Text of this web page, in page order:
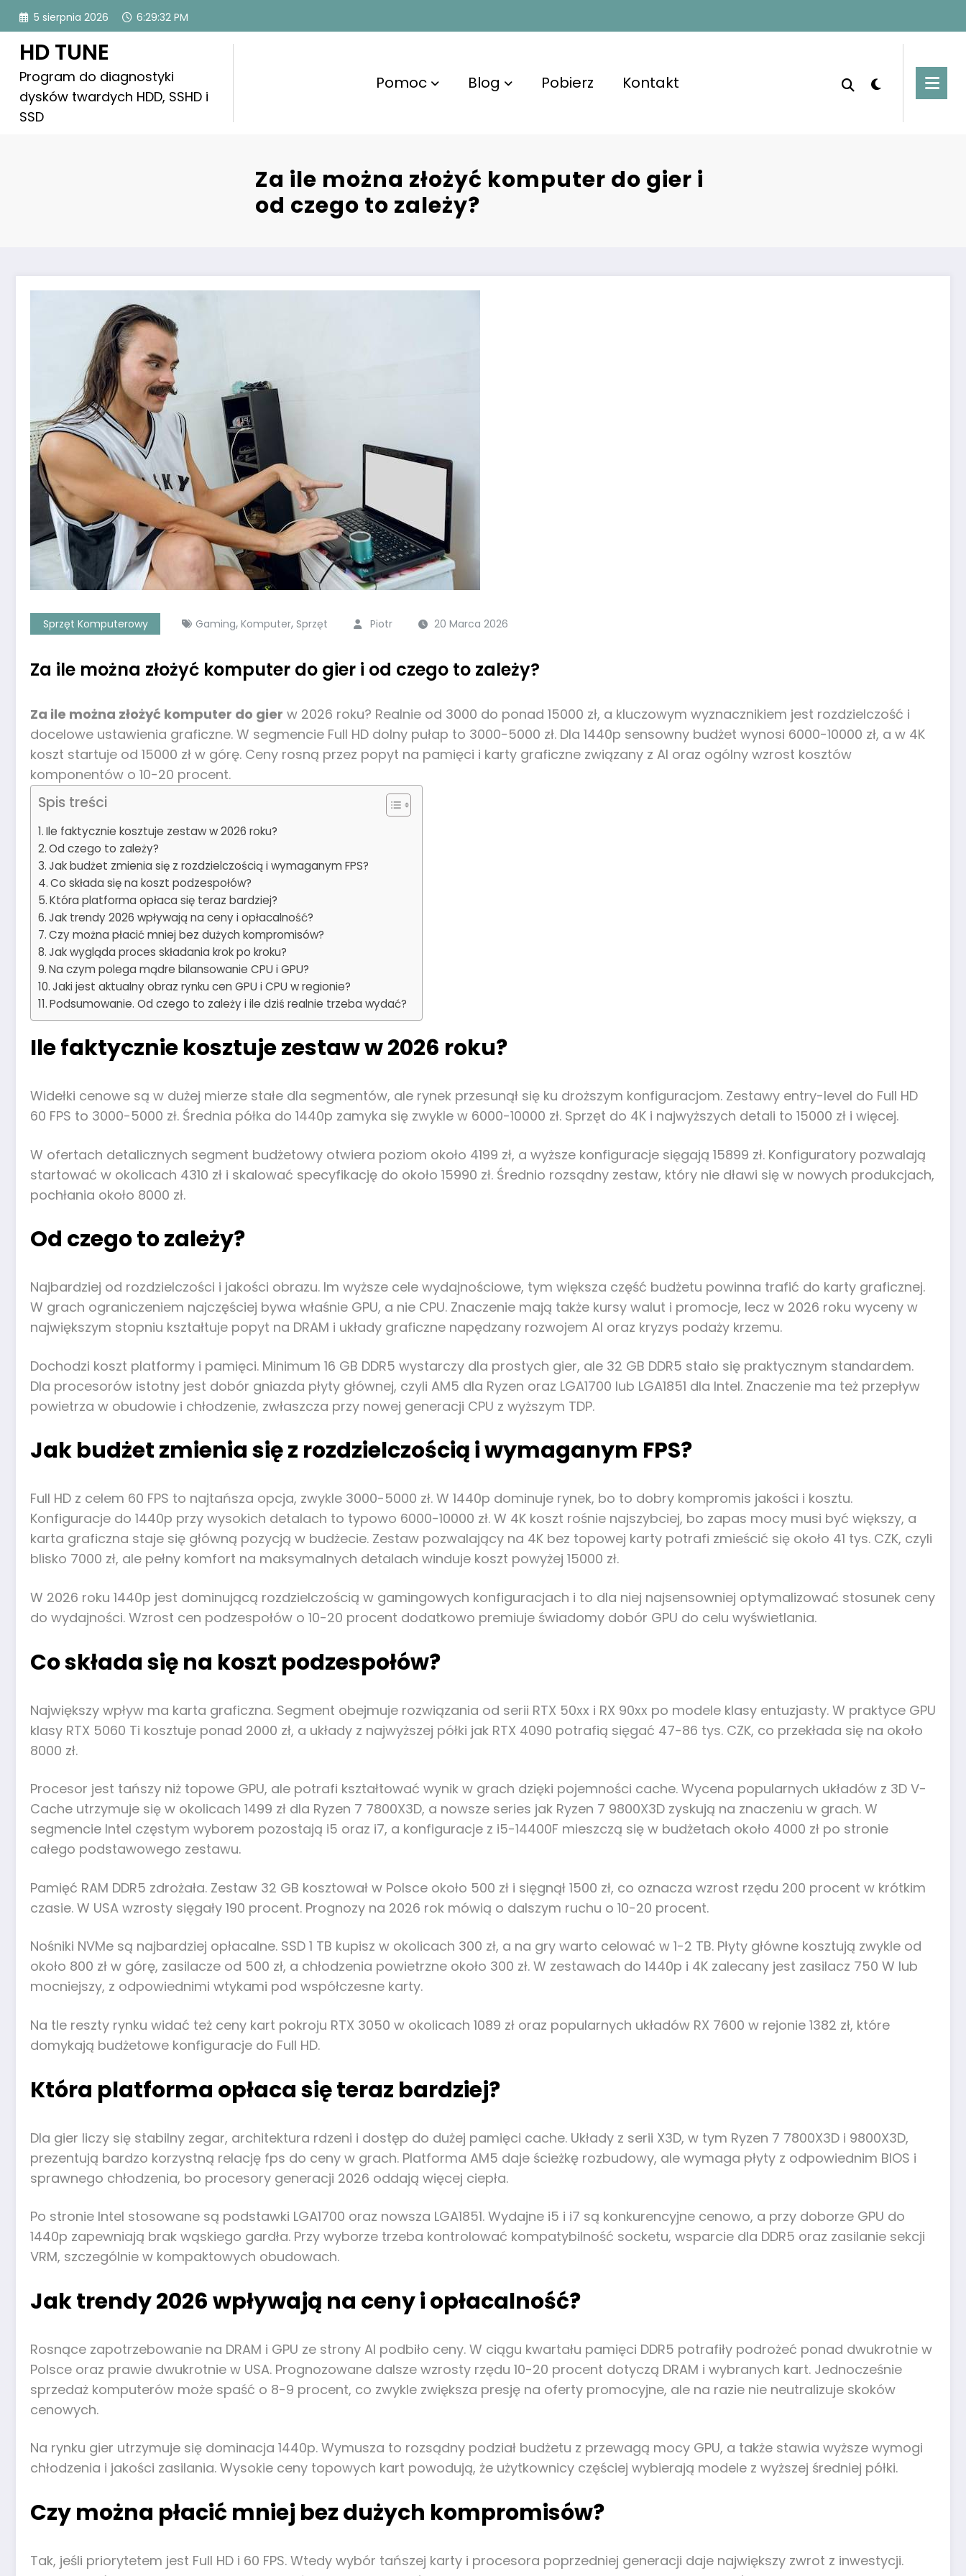
Skip
content
5 sierpnia 2026 6:29:34 PM
HD TUNE
Program do diagnostyki
dysków twardych HDD, SSHD i
SSD
Pomoc Blog Pobierz Kontakt
Za ile można złożyć komputer do gier i
od czego to zależy?
Sprzęt Komputerowy Gaming, Komputer, Sprzęt Piotr 20 Marca 2026
Za ile można złożyć komputer do gier i od czego to zależy?
Za ile można złożyć komputer do gier w 2026 roku? Realnie od 3000 do ponad 15000 zł, a kluczowym wyznacznikiem jest rozdzielczość i
docelowe ustawienia graficzne. W segmencie Full HD dolny pułap to 3000-5000 zł. Dla 1440p sensowny budżet wynosi 6000-10000 zł, a w 4K
koszt startuje od 15000 zł w górę. Ceny rosną przez popyt na pamięci i karty graficzne związany z AI oraz ogólny wzrost kosztów
komponentów o 10-20 procent.
Spis treści
Ile faktycznie kosztuje zestaw w 2026 roku?
Od czego to zależy?
Jak budżet zmienia się z rozdzielczością i wymaganym FPS?
Co składa się na koszt podzespołów?
Która platforma opłaca się teraz bardziej?
Jak trendy 2026 wpływają na ceny i opłacalność?
Czy można płacić mniej bez dużych kompromisów?
Jak wygląda proces składania krok po kroku?
Na czym polega mądre bilansowanie CPU i GPU?
Jaki jest aktualny obraz rynku cen GPU i CPU w regionie?
Podsumowanie. Od czego to zależy i ile dziś realnie trzeba wydać?
Ile faktycznie kosztuje zestaw w 2026 roku?
Widełki cenowe są w dużej mierze stałe dla segmentów, ale rynek przesunął się ku droższym konfiguracjom. Zestawy entry-level do Full HD
60 FPS to 3000-5000 zł. Średnia półka do 1440p zamyka się zwykle w 6000-10000 zł. Sprzęt do 4K i najwyższych detali to 15000 zł i więcej.
W ofertach detalicznych segment budżetowy otwiera poziom około 4199 zł, a wyższe konfiguracje sięgają 15899 zł. Konfiguratory pozwalają
startować w okolicach 4310 zł i skalować specyfikację do około 15990 zł. Średnio rozsądny zestaw, który nie dławi się w nowych produkcjach,
pochłania około 8000 zł.
Od czego to zależy?
Najbardziej od rozdzielczości i jakości obrazu. Im wyższe cele wydajnościowe, tym większa część budżetu powinna trafić do karty graficznej.
W grach ograniczeniem najczęściej bywa właśnie GPU, a nie CPU. Znaczenie mają także kursy walut i promocje, lecz w 2026 roku wyceny w
największym stopniu kształtuje popyt na DRAM i układy graficzne napędzany rozwojem AI oraz kryzys podaży krzemu.
Dochodzi koszt platformy i pamięci. Minimum 16 GB DDR5 wystarczy dla prostych gier, ale 32 GB DDR5 stało się praktycznym standardem.
Dla procesorów istotny jest dobór gniazda płyty głównej, czyli AM5 dla Ryzen oraz LGA1700 lub LGA1851 dla Intel. Znaczenie ma też przepływ
powietrza w obudowie i chłodzenie, zwłaszcza przy nowej generacji CPU z wyższym TDP.
Jak budżet zmienia się z rozdzielczością i wymaganym FPS?
Full HD z celem 60 FPS to najtańsza opcja, zwykle 3000-5000 zł. W 1440p dominuje rynek, bo to dobry kompromis jakości i kosztu.
Konfiguracje do 1440p przy wysokich detalach to typowo 6000-10000 zł. W 4K koszt rośnie najszybciej, bo zapas mocy musi być większy, a
karta graficzna staje się główną pozycją w budżecie. Zestaw pozwalający na 4K bez topowej karty potrafi zmieścić się około 41 tys. CZK, czyli
blisko 7000 zł, ale pełny komfort na maksymalnych detalach winduje koszt powyżej 15000 zł.
W 2026 roku 1440p jest dominującą rozdzielczością w gamingowych konfiguracjach i to dla niej najsensowniej optymalizować stosunek ceny
do wydajności. Wzrost cen podzespołów o 10-20 procent dodatkowo premiuje świadomy dobór GPU do celu wyświetlania.
Co składa się na koszt podzespołów?
Największy wpływ ma karta graficzna. Segment obejmuje rozwiązania od serii RTX 50xx i RX 90xx po modele klasy entuzjasty. W praktyce GPU
klasy RTX 5060 Ti kosztuje ponad 2000 zł, a układy z najwyższej półki jak RTX 4090 potrafią sięgać 47-86 tys. CZK, co przekłada się na około
8000 zł.
Procesor jest tańszy niż topowe GPU, ale potrafi kształtować wynik w grach dzięki pojemności cache. Wycena popularnych układów z 3D V-
Cache utrzymuje się w okolicach 1499 zł dla Ryzen 7 7800X3D, a nowsze series jak Ryzen 7 9800X3D zyskują na znaczeniu w grach. W
segmencie Intel częstym wyborem pozostają i5 oraz i7, a konfiguracje z i5-14400F mieszczą się w budżetach około 4000 zł po stronie
całego podstawowego zestawu.
Pamięć RAM DDR5 zdrożała. Zestaw 32 GB kosztował w Polsce około 500 zł i sięgnął 1500 zł, co oznacza wzrost rzędu 200 procent w krótkim
czasie. W USA wzrosty sięgały 190 procent. Prognozy na 2026 rok mówią o dalszym ruchu o 10-20 procent.
Nośniki NVMe są najbardziej opłacalne. SSD 1 TB kupisz w okolicach 300 zł, a na gry warto celować w 1-2 TB. Płyty główne kosztują zwykle od
około 800 zł w górę, zasilacze od 500 zł, a chłodzenia powietrzne około 300 zł. W zestawach do 1440p i 4K zalecany jest zasilacz 750 W lub
mocniejszy, z odpowiednimi wtykami pod współczesne karty.
Na tle reszty rynku widać też ceny kart pokroju RTX 3050 w okolicach 1089 zł oraz popularnych układów RX 7600 w rejonie 1382 zł, które
domykają budżetowe konfiguracje do Full HD.
Która platforma opłaca się teraz bardziej?
Dla gier liczy się stabilny zegar, architektura rdzeni i dostęp do dużej pamięci cache. Układy z serii X3D, w tym Ryzen 7 7800X3D i 9800X3D,
prezentują bardzo korzystną relację fps do ceny w grach. Platforma AM5 daje ścieżkę rozbudowy, ale wymaga płyty z odpowiednim BIOS i
sprawnego chłodzenia, bo procesory generacji 2026 oddają więcej ciepła.
Po stronie Intel stosowane są podstawki LGA1700 oraz nowsza LGA1851. Wydajne i5 i i7 są konkurencyjne cenowo, a przy doborze GPU do
1440p zapewniają brak wąskiego gardła. Przy wyborze trzeba kontrolować kompatybilność socketu, wsparcie dla DDR5 oraz zasilanie sekcji
VRM, szczególnie w kompaktowych obudowach.
Jak trendy 2026 wpływają na ceny i opłacalność?
Rosnące zapotrzebowanie na DRAM i GPU ze strony AI podbiło ceny. W ciągu kwartału pamięci DDR5 potrafiły podrożeć ponad dwukrotnie w
Polsce oraz prawie dwukrotnie w USA. Prognozowane dalsze wzrosty rzędu 10-20 procent dotyczą DRAM i wybranych kart. Jednocześnie
sprzedaż komputerów może spaść o 8-9 procent, co zwykle zwiększa presję na oferty promocyjne, ale na razie nie neutralizuje skoków
cenowych.
Na rynku gier utrzymuje się dominacja 1440p. Wymusza to rozsądny podział budżetu z przewagą mocy GPU, a także stawia wyższe wymogi
chłodzenia i jakości zasilania. Wysokie ceny topowych kart powodują, że użytkownicy częściej wybierają modele z wyższej średniej półki.
Czy można płacić mniej bez dużych kompromisów?
Tak, jeśli priorytetem jest Full HD i 60 FPS. Wtedy wybór tańszej karty i procesora poprzedniej generacji daje największy zwrot z inwestycji.